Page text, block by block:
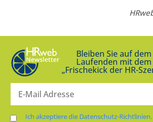
Bleiben Sie auf dem
Laufenden mit dem
„Frischekick der HR-
Ich akzeptiere die Datenschutz-Richtlinien.